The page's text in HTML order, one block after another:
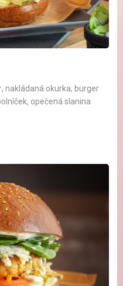
, nakládaná okurka, burger
, opečená slanina